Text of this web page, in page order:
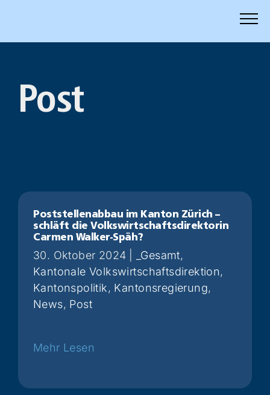
Inhalt
Post
Poststellenabbau im Kanton Zürich –
schläft die Volkswirtschaftsdirektorin
Carmen Walker-Späh?
30. Oktober 2024 _Gesamt,
Kantonale Volkswirtschaftsdirektion,
Kantonspolitik, Kantonsregierung,
News, Post